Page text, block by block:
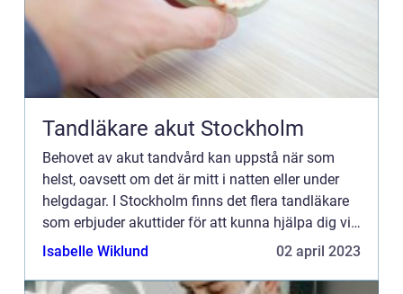
Tandläkare akut Stockholm
Behovet av akut tandvård kan uppstå när som
helst, oavsett om det är mitt i natten eller under
helgdagar. I Stockholm finns det flera tandläkare
som erbjuder akuttider för att kunna hjälpa dig vid
tandläkarn&...
Isabelle Wiklund 02 april 2023